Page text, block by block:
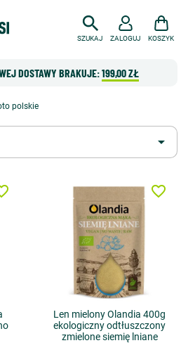
SZUKAJ
DOSTAWY BRAKUJE:199,00 ZŁ
ZALOGUJ KOSZYK
polskie

Len mielony Olandia 400g
ekologiczny odtłuszczony
zmielone siemię lniane
favorite_border